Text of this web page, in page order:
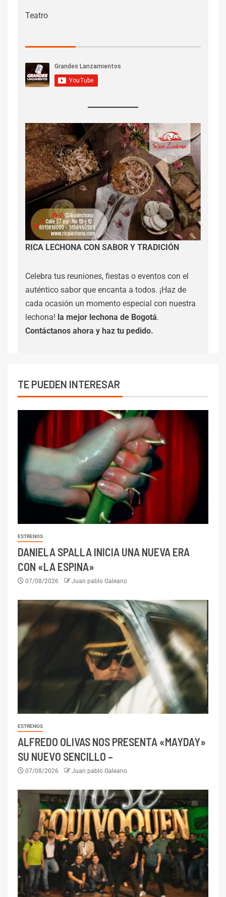
Teatro
RICA LECHONA CON SABOR Y TRADICIÓN
Celebra tus reuniones, fiestas o eventos con el
auténtico sabor que encanta a todos. ¡Haz de
cada ocasión un momento especial con nuestra
lechona! la mejor lechona de Bogotá.
Contáctanos ahora y haz tu pedido.
TE PUEDEN INTERESAR
ESTRENOS
DANIELA SPALLA INICIA UNA NUEVA ERA
CON «LA ESPINA»
07/08/2026 Juan pablo Galeano
ESTRENOS
ALFREDO OLIVAS NOS PRESENTA «MAYDAY»
SU NUEVO SENCILLO –
07/08/2026 Juan pablo Galeano